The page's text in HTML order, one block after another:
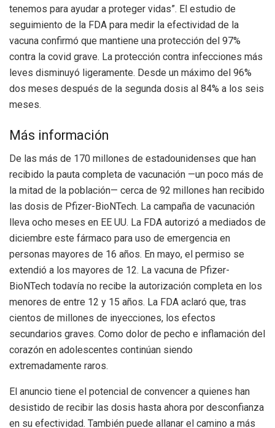
tenemos para ayudar a proteger vidas”. El estudio de
seguimiento de la FDA para medir la efectividad de la
vacuna confirmó que mantiene una protección del 97%
contra la covid grave. La protección contra infecciones más
leves disminuyó ligeramente. Desde un máximo del 96%
dos meses después de la segunda dosis al 84% a los seis
meses.
Más información
De las más de 170 millones de estadounidenses que han
recibido la pauta completa de vacunación —un poco más de
la mitad de la población— cerca de 92 millones han recibido
las dosis de Pfizer-BioNTech. La campaña de vacunación
lleva ocho meses en EE UU. La FDA autorizó a mediados de
diciembre este fármaco para uso de emergencia en
personas mayores de 16 años. En mayo, el permiso se
extendió a los mayores de 12. La vacuna de Pfizer-
BioNTech todavía no recibe la autorización completa en los
menores de entre 12 y 15 años. La FDA aclaró que, tras
cientos de millones de inyecciones, los efectos
secundarios graves. Como dolor de pecho e inflamación del
corazón en adolescentes continúan siendo
extremadamente raros.
El anuncio tiene el potencial de convencer a quienes han
desistido de recibir las dosis hasta ahora por desconfianza
en su efectividad. También puede allanar el camino a más